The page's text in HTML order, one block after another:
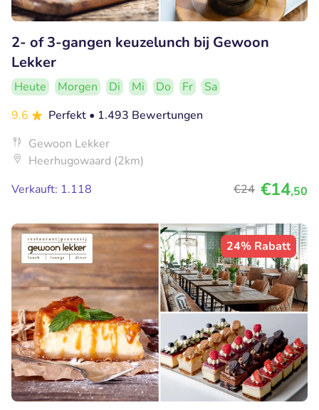
2- of 3-gangen keuzelunch bij Gewoon
Lekker
Heute Morgen Di Mi Do Fr
Sa
9.6
Perfekt • 1.493 Bewertungen
Gewoon Lekker
Heerhugowaard (2km)
Verkauft: 1.118
€24 €14,50
24% Rabatt